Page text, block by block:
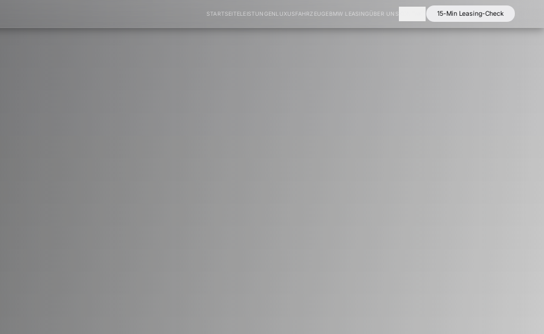
STARTSEITELEISTUNGENLUXUSFAHRZEUGE BMW LEASINGÜBER UNS 15-Min Leasing-Check